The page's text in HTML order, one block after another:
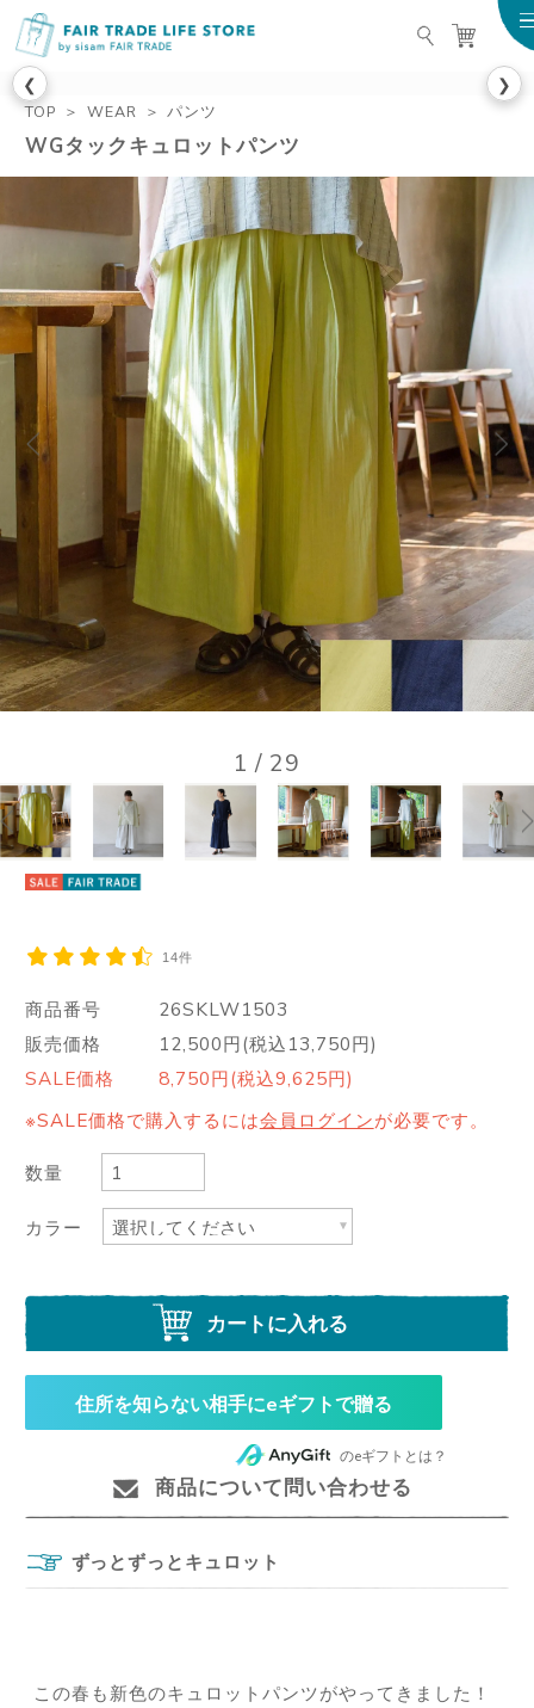
FAIR TRADE LIFE
❮ ❯
TOP WEAR パンツ
WGタックキュロットパンツ
1 / 29
14件
商品番号
26SKLW1503
販売価格
12,500円(税込13,750円)
SALE価格
8,750円(税込9,625円)
※SALE価格で購入するには会員ログインが必要です。
数量
カラー
カートに入れる
住所を知らない相手にeギフトで贈る
のeギフトとは？
商品について問い合わせる
ずっとずっとキュロット
この春も新色のキュロットパンツがやってきました！